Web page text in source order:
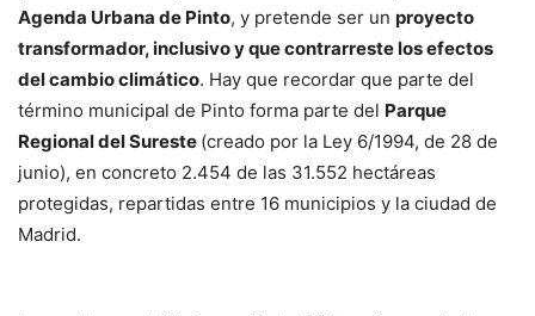
Agenda Urbana de Pinto, y pretende ser un proyecto
transformador, inclusivo y que contrarreste los efectos
del cambio climático. Hay que recordar que parte del
término municipal de Pinto forma parte del Parque
Regional del Sureste (creado por la Ley 6/1994, de 28 de
junio), en concreto 2.454 de las 31.552 hectáreas
protegidas, repartidas entre 16 municipios y la ciudad de
Madrid.